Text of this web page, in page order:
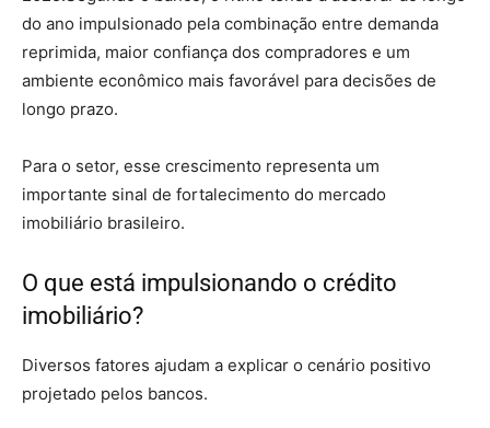
do ano impulsionado pela combinação entre demanda
reprimida, maior confiança dos compradores e um
ambiente econômico mais favorável para decisões de
longo prazo.
Para o setor, esse crescimento representa um
importante sinal de fortalecimento do mercado
imobiliário brasileiro.
O que está impulsionando o crédito
imobiliário?
Diversos fatores ajudam a explicar o cenário positivo
projetado pelos bancos.